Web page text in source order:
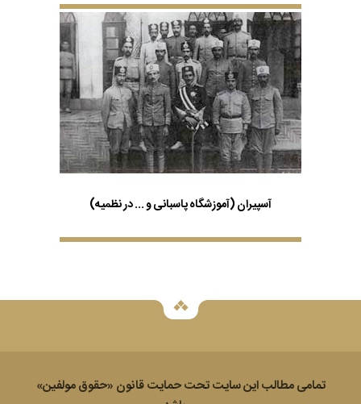
آسپیران (آموزشگاه پاسبانی و ... در نظمیه)
تمامی مطالب این سایت تحت حمایت قانون «حقوق مولفين»